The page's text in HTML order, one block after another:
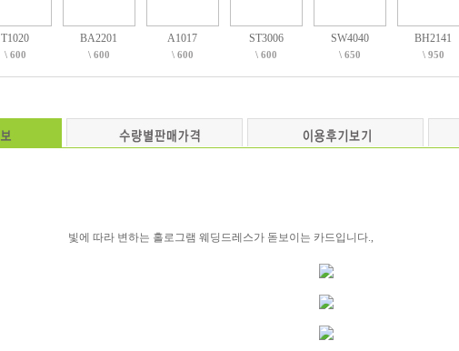
T1020
\ 600
BA2201
\ 600
A1017
\ 600
ST3006
\ 600
SW4040
\ 650
BH2141
\ 950
빛에 따라 변하는 홀로그램 웨딩드레스가 돋보이는 카드입니다.,